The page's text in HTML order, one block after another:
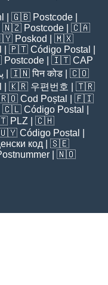
| 🇬🇧 Postcode
| 🇳🇿 Postcode | 🇨🇦
Poskod
| 🇲🇽
| 🇵🇹 Código Postal
Postcode | 🇮🇹 CAP
| 🇮🇳पिन कोड | 🇨🇴
| 🇰🇷 우편번호
| 🇹🇷
🇷🇴 Cod Poștal
| 🇫🇮
| 🇨🇱 Código Postal
PLZ | 🇨🇭
🇺🇾 Código Postal
код | 🇸🇪
| 🇳🇴